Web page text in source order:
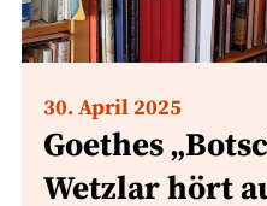
30. April 2025
Goethes
Wetzlar hört